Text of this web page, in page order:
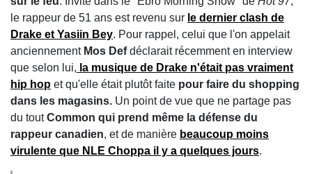
le rappeur de 51 ans est revenu sur le dernier clash de
Drake et Yasiin Bey. Pour rappel, celui que l'on appelait
anciennement Mos Defdéclarait récemment en interview
que selon lui, la musique de Drake n'était pas vraiment
hip hop et qu'elle était plutôt faite pour faire du shopping
dans les magasins. Un point de vue que ne partage pas
du toutCommon qui prend même la défense du
rappeur canadien, et de manière beaucoup moins
virulente que NLE Choppa il y a quelques jours.